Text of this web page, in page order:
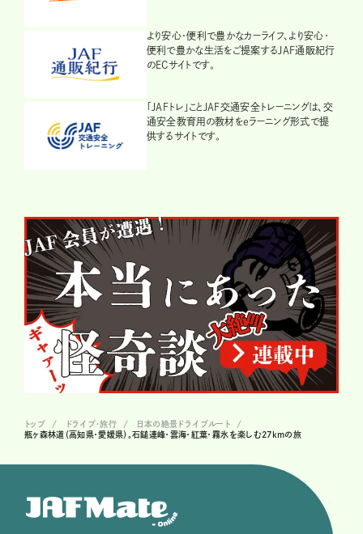
より安心・便利で豊かなカーライフ、より安心・
便利で豊かな生活をご提案するJAF通販紀行
のECサイトです。
「JAFトレ」ことJAF交通安全トレーニングは、交
通安全教育用の教材をeラーニング形式で提
供するサイトです。
トップ ドライブ･旅行
日本の絶景ドライブルート
瓶ヶ森林道（高知県・愛媛県）。石鎚連峰・雲海・紅葉・霧氷を楽しむ27kmの旅